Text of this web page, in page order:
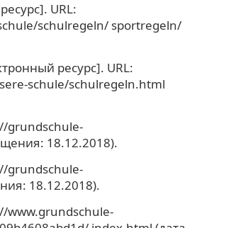
URL:
schulregeln/ sportregeln/
ресурс]. URL:
schule/schulregeln.html
grundschule-
18.12.2018).
grundschule-
18.12.2018).
www.grundschule-